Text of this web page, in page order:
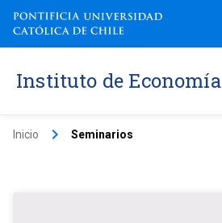
Instituto de Economía
Inicio keyboard_arrow_right Seminarios